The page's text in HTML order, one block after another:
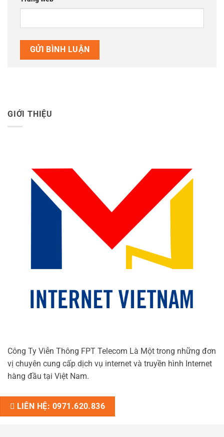
GIỚI THIỆU
Công Ty Viễn Thông FPT Telecom Là Một trong những đơn
vị chuyên cung cấp dịch vụ internet và truyền hình Internet
hàng đầu tại Việt Nam.
LIÊN HỆ: 0971.620.836